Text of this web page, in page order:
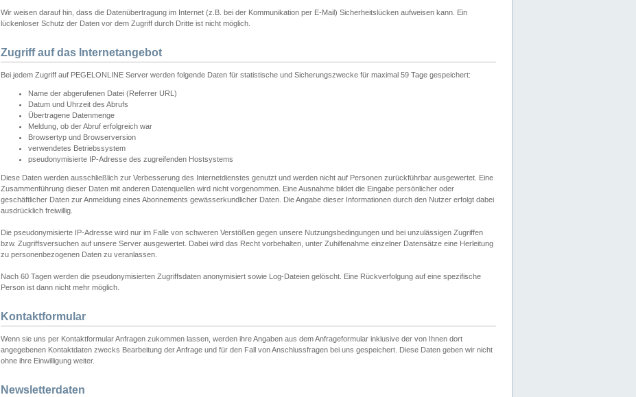
Wir weisen darauf hin, dass die Datenübertragung im Internet (z.B. bei der Kommunikation per E-Mail) Sicherheitslücken aufweisen kann. Ein
lückenloser Schutz der Daten vor dem Zugriff durch Dritte ist nicht möglich.
Zugriff auf das Internetangebot
Bei jedem Zugriff auf PEGELONLINE Server werden folgende Daten für statistische und Sicherungszwecke für maximal 59 Tage gespeichert:
Name der abgerufenen Datei (Referrer URL)
Datum und Uhrzeit des Abrufs
Übertragene Datenmenge
Meldung, ob der Abruf erfolgreich war
Browsertyp und Browserversion
verwendetes Betriebssystem
pseudonymisierte IP-Adresse des zugreifenden Hostsystems
Diese Daten werden ausschließlich zur Verbesserung des Internetdienstes genutzt und werden nicht auf Personen zurückführbar ausgewertet. Eine
Zusammenführung dieser Daten mit anderen Datenquellen wird nicht vorgenommen. Eine Ausnahme bildet die Eingabe persönlicher oder
geschäftlicher Daten zur Anmeldung eines Abonnements gewässerkundlicher Daten. Die Angabe dieser Informationen durch den Nutzer erfolgt dabei
ausdrücklich freiwillig.
Die pseudonymisierte IP-Adresse wird nur im Falle von schweren Verstößen gegen unsere Nutzungsbedingungen und bei unzulässigen Zugriffen
bzw. Zugriffsversuchen auf unsere Server ausgewertet. Dabei wird das Recht vorbehalten, unter Zuhilfenahme einzelner Datensätze eine Herleitung
zu personenbezogenen Daten zu veranlassen.
Nach 60 Tagen werden die pseudonymisierten Zugriffsdaten anonymisiert sowie Log-Dateien gelöscht. Eine Rückverfolgung auf eine spezifische
Person ist dann nicht mehr möglich.
Kontaktformular
Wenn sie uns per Kontaktformular Anfragen zukommen lassen, werden ihre Angaben aus dem Anfrageformular inklusive der von Ihnen dort
angegebenen Kontaktdaten zwecks Bearbeitung der Anfrage und für den Fall von Anschlussfragen bei uns gespeichert. Diese Daten geben wir nicht
ohne ihre Einwilligung weiter.
Newsletterdaten